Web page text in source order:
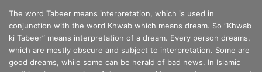
The word Tabeer means interpretation, which is used in
conjunction with the word Khwab which means dream. So “Khwab
ki Tabeer” means interpretation of a dream. Every person dreams,
which are mostly obscure and subject to interpretation. Some are
good dreams, while some can be herald of bad news. In Islamic